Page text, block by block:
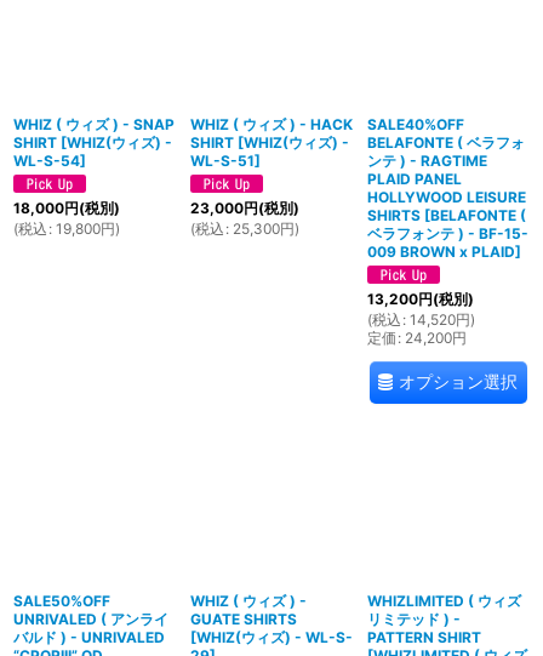
WHIZ ( ウィズ ) - SNAP
SHIRT [WHIZ(ウィズ) -
WL-S-54]
18,000円(税別)
(税込 : 19,800円)
WHIZ ( ウィズ ) - HACK
SHIRT [WHIZ(ウィズ) -
WL-S-51]
23,000円(税別)
(税込 : 25,300円)
SALE40%OFF
BELAFONTE ( ベラフォ
ンテ ) - RAGTIME
PLAID PANEL
HOLLYWOOD LEISURE
SHIRTS [BELAFONTE (
ベラフォンテ ) - BF-15-
009 BROWN x PLAID]
13,200円(税別)
(税込 : 14,520円)
定価 : 24,200円
オプション選択
SALE50%OFF
UNRIVALED ( アンライ
バルド ) - UNRIVALED
WHIZ ( ウィズ ) -
GUATE SHIRTS
[WHIZ(ウィズ) - WL-S-
WHIZLIMITED ( ウィズ
リミテッド ) -
PATTERN SHIRT